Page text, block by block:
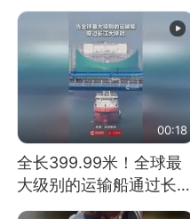
00:18
全长399.99米！全球最
大级别的运输船通过长江
大桥这一幕，太震撼了！